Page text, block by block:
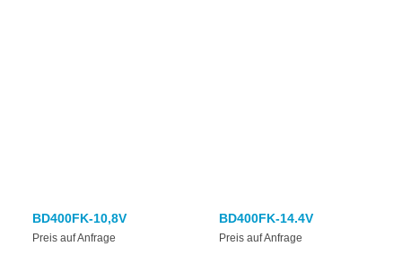
BD400FK-10,8V
Preis auf Anfrage
BD400FK-14.4V
Preis auf Anfrage